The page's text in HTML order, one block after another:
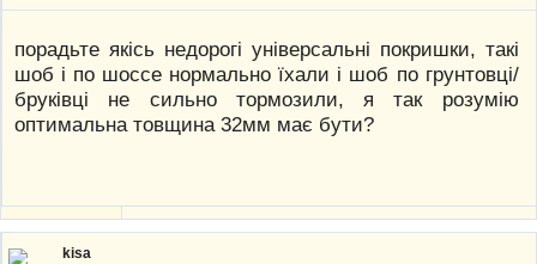
порадьте якісь недорогі універсальні покришки, такі
шоб і по шоссе нормально їхали і шоб по грунтовці/
бруківці не сильно тормозили, я так розумію
оптимальна товщина 32мм має бути?
kisa